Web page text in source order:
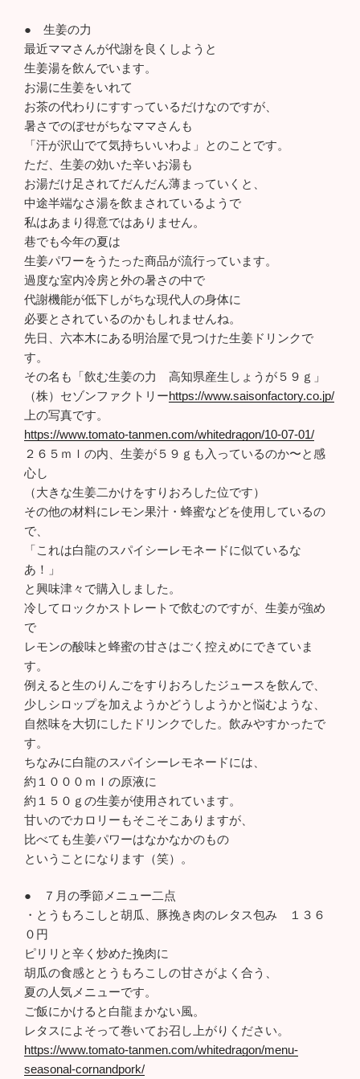
● 生姜の力
最近ママさんが代謝を良くしようと
生姜湯を飲んでいます。
お湯に生姜をいれて
お茶の代わりにすすっているだけなのですが、
暑さでのぼせがちなママさんも
「汗が沢山でて気持ちいいわよ」とのことです。
ただ、生姜の効いた辛いお湯も
お湯だけ足されてだんだん薄まっていくと、
中途半端なさ湯を飲まされているようで
私はあまり得意ではありません。
巷でも今年の夏は
生姜パワーをうたった商品が流行っています。
過度な室内冷房と外の暑さの中で
代謝機能が低下しがちな現代人の身体に
必要とされているのかもしれませんね。
先日、六本木にある明治屋で見つけた生姜ドリンクで
す。
その名も「飲む生姜の力 高知県産生しょうが５９ｇ」
（株）セゾンファクトリーhttps://www.saisonfactory.co.jp/
上の写真です。
https://www.tomato-tanmen.com/whitedragon/10-07-01/
２６５ｍｌの内、生姜が５９ｇも入っているのか〜と感
心し
（大きな生姜二かけをすりおろした位です）
その他の材料にレモン果汁・蜂蜜などを使用しているの
で、
「これは白龍のスパイシーレモネードに似ているな
あ！」
と興味津々で購入しました。
冷してロックかストレートで飲むのですが、生姜が強め
で
レモンの酸味と蜂蜜の甘さはごく控えめにできていま
す。
例えると生のりんごをすりおろしたジュースを飲んで、
少しシロップを加えようかどうしようかと悩むような、
自然味を大切にしたドリンクでした。飲みやすかったで
す。
ちなみに白龍のスパイシーレモネードには、
約１０００ｍｌの原液に
約１５０ｇの生姜が使用されています。
甘いのでカロリーもそこそこありますが、
比べても生姜パワーはなかなかのもの
ということになります（笑）。
● ７月の季節メニュー二点
・とうもろこしと胡瓜、豚挽き肉のレタス包み １３６
０円
ピリリと辛く炒めた挽肉に
胡瓜の食感ととうもろこしの甘さがよく合う、
夏の人気メニューです。
ご飯にかけると白龍まかない風。
レタスによそって巻いてお召し上がりください。
https://www.tomato-tanmen.com/whitedragon/menu-
seasonal-cornandpork/